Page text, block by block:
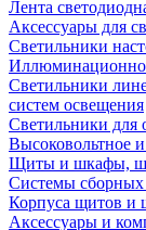
Лента
Аксессуары для
Светильники
Светильники
систем освещения
Светильники для
Высоковольтное
Щиты и шкафы,
Системы
Корпуса щитов и
Аксессуары и